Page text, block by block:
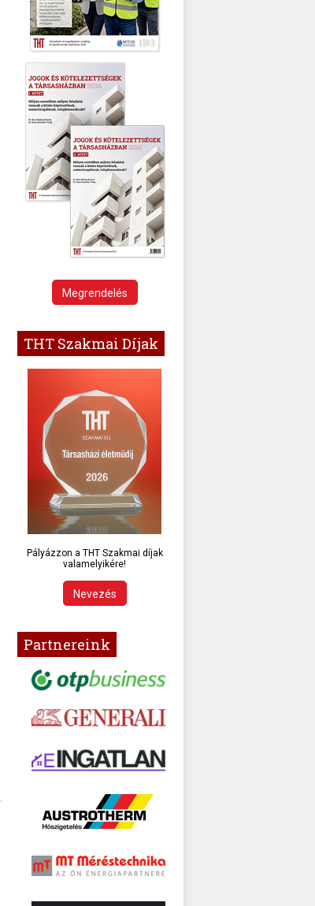
Megrendelés
THT Szakmai Díjak
Pályázzon a THT Szakmai díjak
valamelyikére!
Nevezés
Partnereink